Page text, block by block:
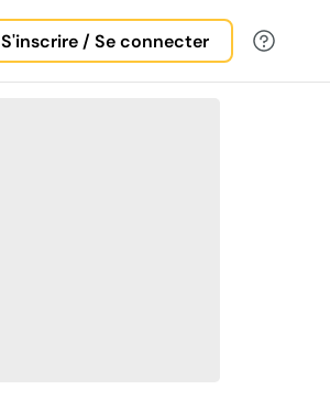
S'inscrire / Se connecter